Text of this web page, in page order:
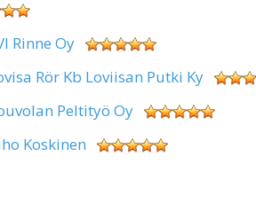
Rinne Oy
Rör Kb Loviisan Putki Ky
Peltityö Oy
Koskinen